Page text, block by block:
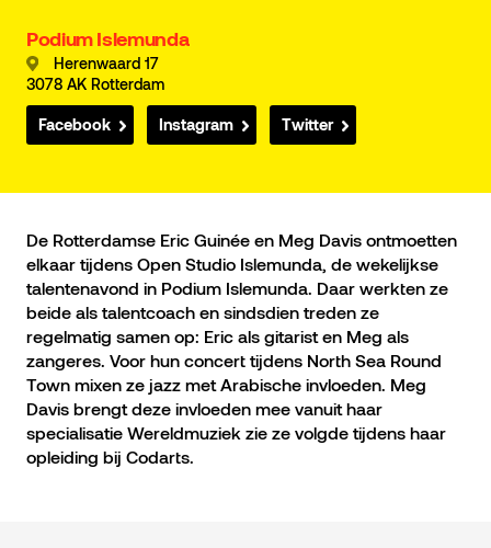
Podium Islemunda
Herenwaard 17
3078 AK Rotterdam
Facebook Instagram Twitter
De Rotterdamse Eric Guinée en Meg Davis ontmoetten
elkaar tijdens Open Studio Islemunda, de wekelijkse
talentenavond in Podium Islemunda. Daar werkten ze
beide als talentcoach en sindsdien treden ze
regelmatig samen op: Eric als gitarist en Meg als
zangeres. Voor hun concert tijdens North Sea Round
Town mixen ze jazz met Arabische invloeden. Meg
Davis brengt deze invloeden mee vanuit haar
specialisatie Wereldmuziek zie ze volgde tijdens haar
opleiding bij Codarts.